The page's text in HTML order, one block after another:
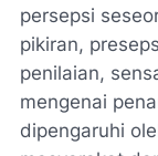
persepsi
pikiran,
penilaian,
mengenai
dipengaruhi